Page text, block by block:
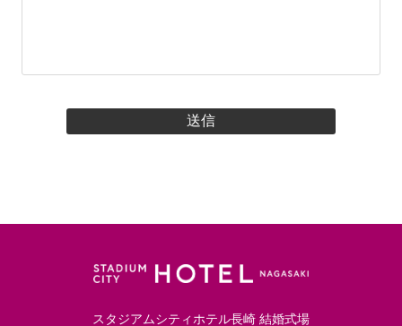
スタジアムシティホテル長崎 結婚式場